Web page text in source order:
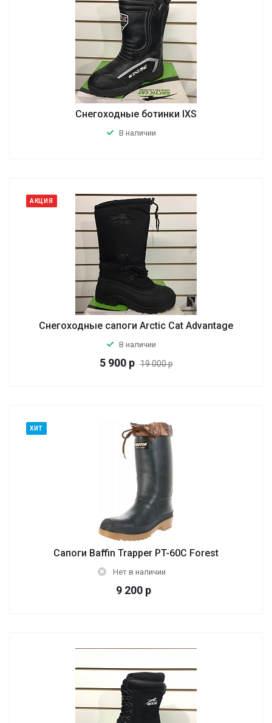
Снегоходные ботинки IXS
В наличии
АКЦИЯ
Снегоходные сапоги Arctic Cat Advantage
В наличии
5 900 р 19 000 р
ХИТ
Сапоги Baffin Trapper PT-60C Forest
Нет в наличии
9 200 р